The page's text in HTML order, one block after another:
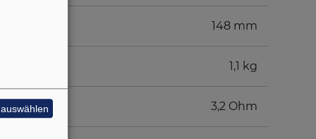
148 mm
1,1 kg
3,2 Ohm